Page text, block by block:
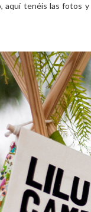
aquí tenéis las fotos